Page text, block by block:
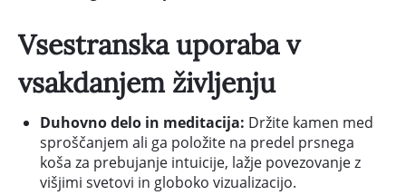
Vsestranska uporaba v
vsakdanjem življenju
Duhovno delo in meditacija: Držite kamen med
sproščanjem ali ga položite na predel prsnega
koša za prebujanje intuicije, lažje povezovanje z
višjimi svetovi in globoko vizualizacijo.